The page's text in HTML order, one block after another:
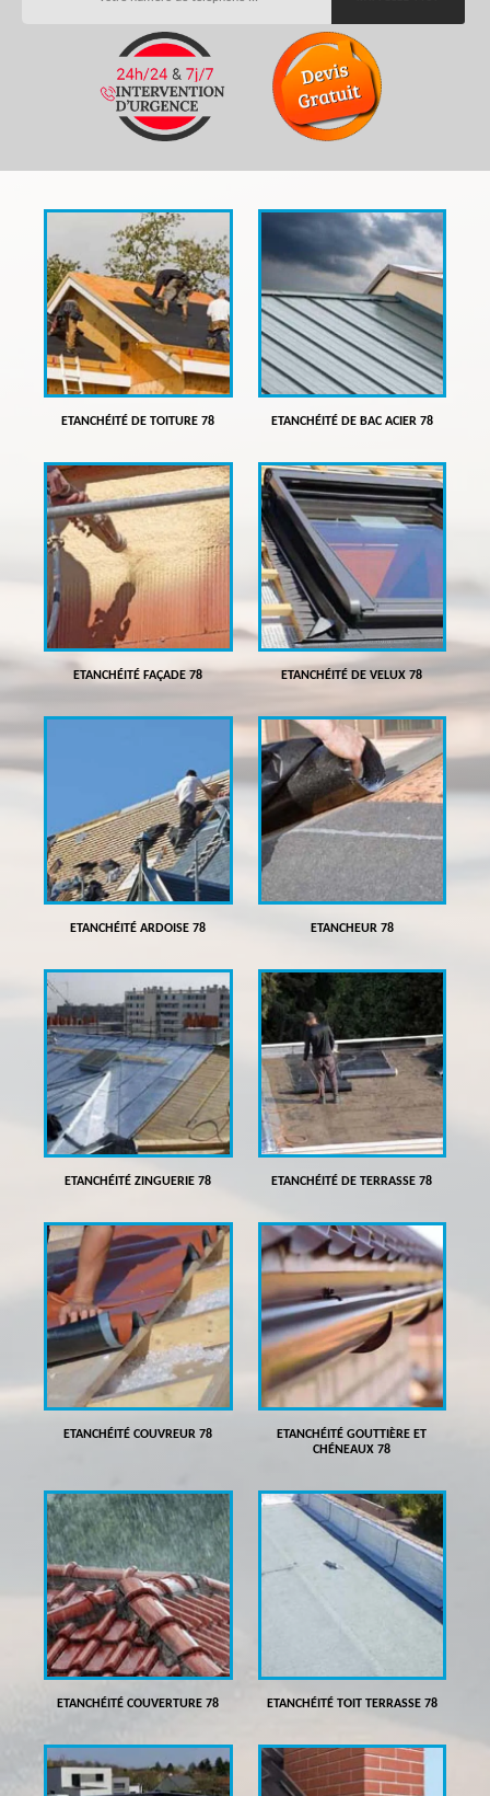
ETANCHÉITÉ DE TOITURE 78 ETANCHÉITÉ DE BAC ACIER 78
ETANCHÉITÉ FAÇADE 78 ETANCHÉITÉ DE VELUX 78
ETANCHÉITÉ ARDOISE 78 ETANCHEUR 78
ETANCHÉITÉ ZINGUERIE 78 ETANCHÉITÉ DE TERRASSE 78
ETANCHÉITÉ COUVREUR 78
ETANCHÉITÉ GOUTTIÈRE ET
CHÉNEAUX 78
ETANCHÉITÉ COUVERTURE 78 ETANCHÉITÉ TOIT TERRASSE 78